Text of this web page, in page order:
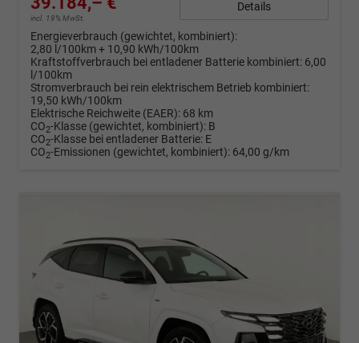
incl. 19% MwSt.
Details
Energieverbrauch (gewichtet, kombiniert):
2,80 l/100km + 10,90 kWh/100km
Kraftstoffverbrauch bei entladener Batterie kombiniert: 6,00
l/100km
Stromverbrauch bei rein elektrischem Betrieb kombiniert:
19,50 kWh/100km
Elektrische Reichweite (EAER): 68 km
CO2-Klasse (gewichtet, kombiniert): B
CO2-Klasse bei entladener Batterie: E
CO2-Emissionen (gewichtet, kombiniert): 64,00 g/km